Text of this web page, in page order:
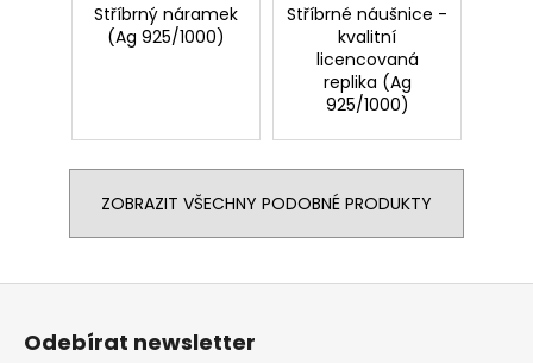
Stříbrný náramek
(Ag 925/1000)
Stříbrné náušnice -
kvalitní
licencovaná
replika (Ag
925/1000)
ZOBRAZIT VŠECHNY PODOBNÉ PRODUKTY
Z
Odebírat newsletter